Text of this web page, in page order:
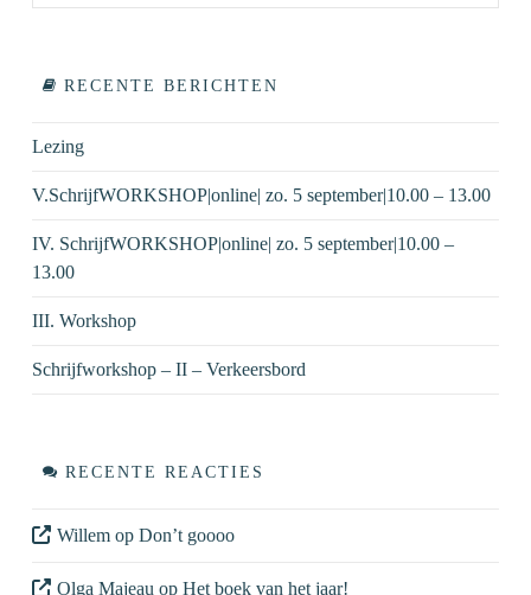
RECENTE BERICHTEN
Lezing
V.SchrijfWORKSHOP|online| zo. 5 september|10.00 – 13.00
IV. SchrijfWORKSHOP|online| zo. 5 september|10.00 –
13.00
III. Workshop
Schrijfworkshop – II – Verkeersbord
RECENTE REACTIES
Willemop Don’t goooo
Olga Majeau op Het boek van het jaar!